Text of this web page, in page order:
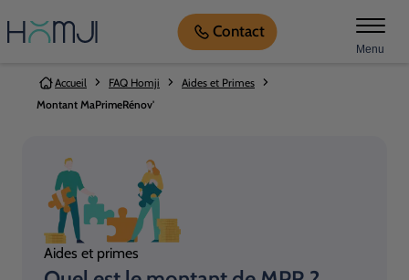
Menu
Contact
Vous êtes ici:
Accueil FAQ Homji
Aides et Primes
Montant MaPrimeRénov'
Aides et primes